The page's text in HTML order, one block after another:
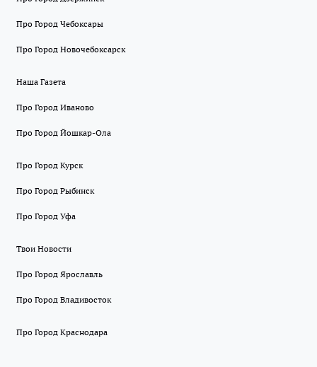
Про Город Чебоксары
Про Город Новочебоксарск
Наша Газета
Про Город Иваново
Про Город Йошкар-Ола
Про Город Курск
Про Город Рыбинск
Про Город Уфа
Твои Новости
Про Город Ярославль
Про Город Владивосток
Про Город Краснодара